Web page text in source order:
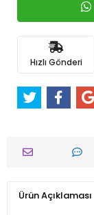
Hızlı Gönderi
Ürün Açıklaması